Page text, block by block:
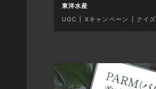
東洋水産
UGC
Xキャンペーン クイズ